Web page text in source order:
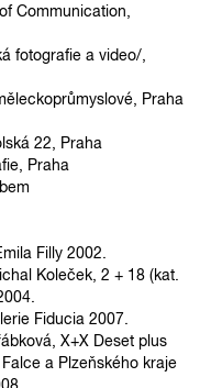
Communication,
fotografie a video/,
Praha
22, Praha
Praha
Filly 2002.
Koleček, 2 + 18 (kat.
Fiducia 2007.
X+X Deset plus
a Plzeňského kraje